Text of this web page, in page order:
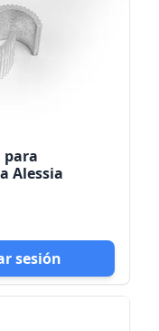
para
Alessia
sesión